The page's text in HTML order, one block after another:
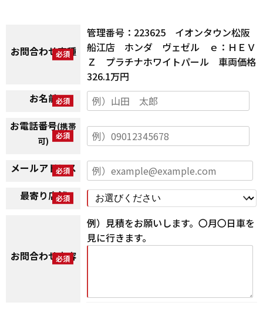
お問合わせ車種
管理番号：223625 イオンタウン松阪
船江店 ホンダ ヴェゼル ｅ：ＨＥＶ
Ｚ プラチナホワイトパール 車両価格
326.1万円
お名前
お電話番号(携帯
可)
メールアドレス
最寄り店舗
お問合わせ内容
例）見積をお願いします。〇月〇日車を
見に行きます。